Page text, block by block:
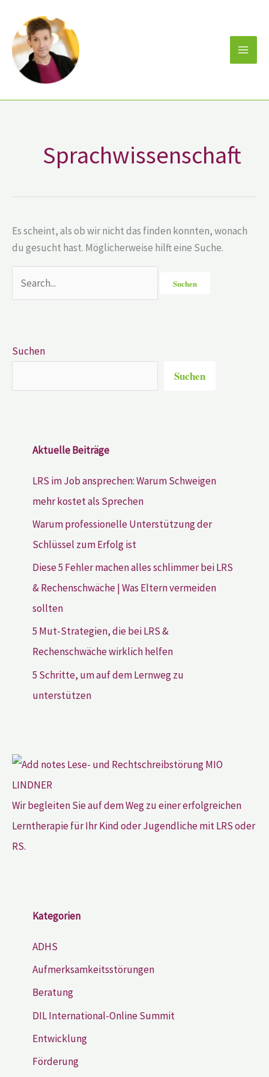
Inhalt
springen
Sprachwissenschaft
Es scheint, als ob wir nicht das finden konnten, wonach
du gesucht hast. Möglicherweise hilft eine Suche.
nach:
Suchen
Suchen
Aktuelle Beiträge
LRS im Job ansprechen: Warum Schweigen
mehr kostet als Sprechen
Warum professionelle Unterstützung der
Schlüssel zum Erfolg ist
Diese 5 Fehler machen alles schlimmer bei LRS
& Rechenschwäche | Was Eltern vermeiden
sollten
5 Mut-Strategien, die bei LRS &
Rechenschwäche wirklich helfen
5 Schritte, um auf dem Lernweg zu
unterstützen
Wir begleiten Sie auf dem Weg zu einer erfolgreichen
Lerntherapie für Ihr Kind oder Jugendliche mit LRS oder
RS.
Kategorien
ADHS
Aufmerksamkeitsstörungen
Beratung
DIL International-Online Summit
Entwicklung
Förderung